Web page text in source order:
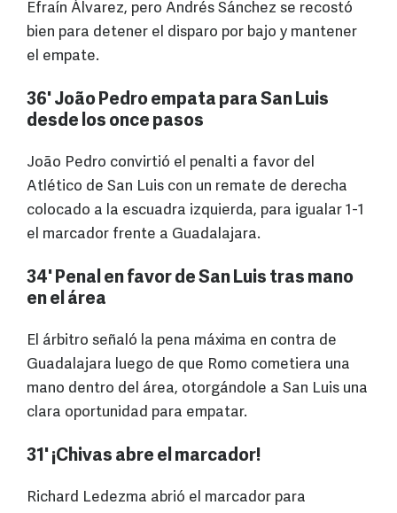
Efraín Álvarez, pero Andrés Sánchez se recostó
bien para detener el disparo por bajo y mantener
el empate.
36' João Pedro empata para San Luis
desde los once pasos
João Pedro convirtió el penalti a favor del
Atlético de San Luis con un remate de derecha
colocado a la escuadra izquierda, para igualar 1-1
el marcador frente a Guadalajara.
34' Penal en favor de San Luis tras mano
en el área
El árbitro señaló la pena máxima en contra de
Guadalajara luego de que Romo cometiera una
mano dentro del área, otorgándole a San Luis una
clara oportunidad para empatar.
31' ¡Chivas abre el marcador!
Richard Ledezma abrió el marcador para